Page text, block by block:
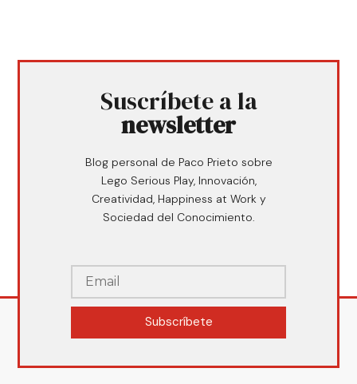
Suscríbete a la
newsletter
Blog personal de Paco Prieto sobre
Lego Serious Play, Innovación,
Creatividad, Happiness at Work y
Sociedad del Conocimiento.
Subscríbete